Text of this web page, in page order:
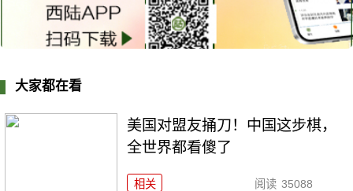
大家都在看
美国对盟友捅刀！中国这步棋，
全世界都看傻了
相关 阅读 35088